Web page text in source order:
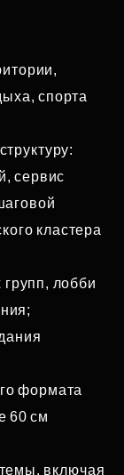
спорта
сервис
кластера
лобби
формата
60 см
включая